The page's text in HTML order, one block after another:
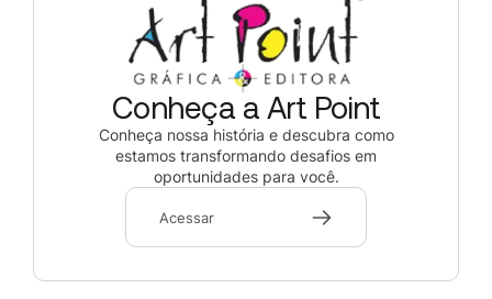
Conheça a Art Point
Conheça nossa história e descubra como
estamos transformando desafios em
oportunidades para você.
Acessar